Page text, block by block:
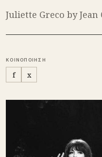
Juliette Greco by Jean
ΚΟΙΝΟΠΟΙΗΣΗ
f x